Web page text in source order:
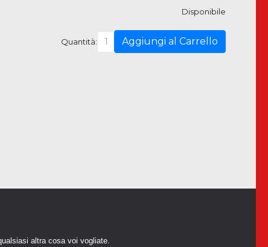
Disponibile
Quantità: Aggiungi al Carrello
altra cosa voi vogliate.